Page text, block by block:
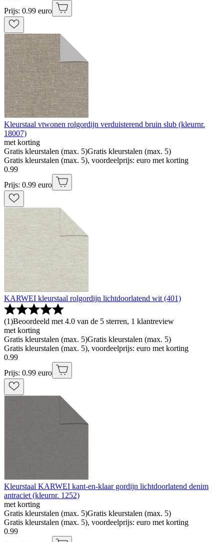
Prijs: 0.99 euro
Kleurstaal vtwonen rolgordijn verduisterend bruin slub (kleurnr.
18007)
met korting
Gratis kleurstalen (max. 5)Gratis kleurstalen (max. 5)
Gratis kleurstalen (max. 5), voordeelprijs: euro met korting
0.99
Prijs: 0.99 euro
KARWEI kleurstaal rolgordijn lichtdoorlatend wit (401)
(1)Beoordeeld met 4.0 van de 5 sterren, 1 klantreview
met korting
Gratis kleurstalen (max. 5)Gratis kleurstalen (max. 5)
Gratis kleurstalen (max. 5), voordeelprijs: euro met korting
0.99
Prijs: 0.99 euro
Kleurstaal KARWEI kant-en-klaar gordijn lichtdoorlatend denim
antraciet (kleurnr. 1252)
met korting
Gratis kleurstalen (max. 5)Gratis kleurstalen (max. 5)
Gratis kleurstalen (max. 5), voordeelprijs: euro met korting
0.99